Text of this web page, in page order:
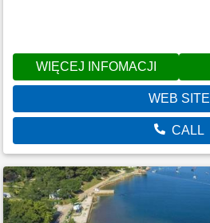
WIĘCEJ INFOMACJI
WEB SITE
CALL